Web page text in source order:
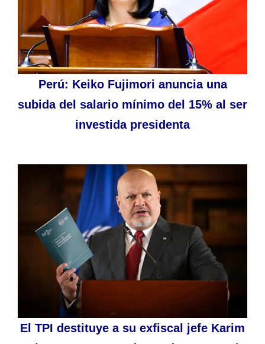
Perú: Keiko Fujimori anuncia una
subida del salario mínimo del 15% al ser
investida presidenta
El TPI destituye a su exfiscal jefe Karim